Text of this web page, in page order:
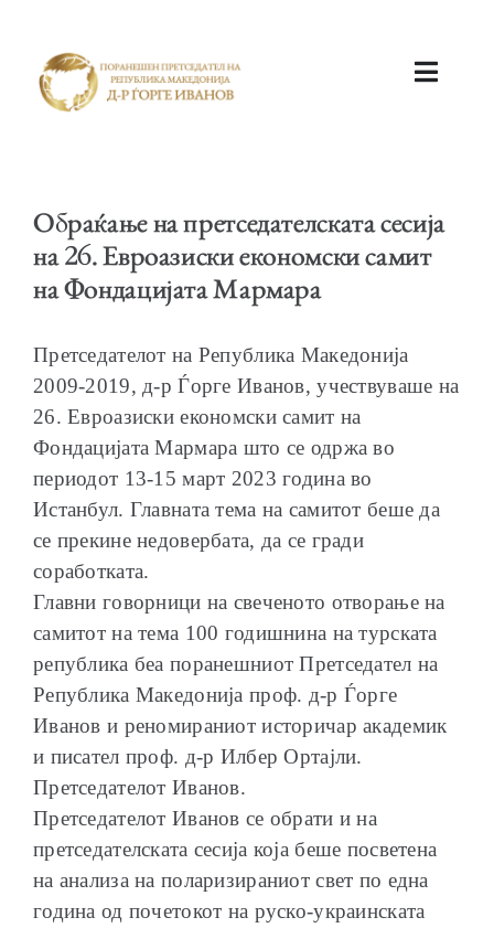
АКТИВНОСТИ
ШКОЛА ЗА МЛАДИ ЛИДЕРИ
ПРМ 2009-2019
Обраќање на претседателската сесија
на 26. Евроазиски економски самит
на Фондацијата Мармара
Претседателот на Република Македонија
2009-2019, д-р Ѓорге Иванов, учествуваше на
26. Евроазиски економски самит на
Фондацијата Мармара што се одржа во
периодот 13-15 март 2023 година во
Истанбул. Главната тема на самитот беше да
се прекине недовербата, да се гради
соработката.
Главни говорници на свеченото отворање на
самитот на тема 100 годишнина на турската
република беа поранешниот Претседател на
Република Македонија проф. д-р Ѓорге
Иванов и реномираниот историчар академик
и писател проф. д-р Илбер Ортајли.
Претседателот Иванов.
Претседателот Иванов се обрати и на
претседателската сесија која беше посветена
на анализа на поларизираниот свет по една
година од почетокот на руско-украинската